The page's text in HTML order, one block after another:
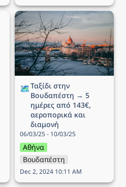
Ταξίδι στην Βουδαπέστη
→ 5 ημέρες από 143€,
αεροπορικά και διαμονή
🗺️Ταξίδι στην
Βουδαπέστη → 5
ημέρες από 143€,
αεροπορικά και
διαμονή
06/03/25 - 10/03/25
Αθήνα
Βουδαπέστη
Dec 2, 2024 10:11 AM